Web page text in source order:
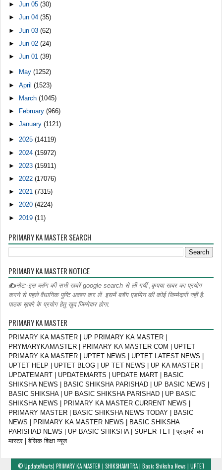
►Jun 05(30)
►Jun 04(35)
►Jun 03(62)
►Jun 02(24)
►Jun 01(39)
► May(1252)
►April(1523)
► March(1045)
►
February(966)
►January(1121)
►2025(14119)
► 2024(15972)
► 2023(15911)
►2022(17076)
►2021(7315)
►2020(4224)
► 2019(11)
PRIMARY KA MASTER SEARCH
PRIMARY KA MASTER NOTICE
✍नोट:-इस ब्लॉग की सभी खबरें google search से लीं गयीं ,कृपया खबर का प्रयोग
करने से पहले वैधानिक पुष्टि अवश्य कर लें. इसमें ब्लॉग एडमिन की कोई जिम्मेदारी नहीं है.
पाठक ख़बरे के प्रयोग हेतु खुद जिम्मेदार होगा.
PRIMARY KA MASTER
PRIMARY KA MASTER | UP PRIMARY KA MASTER |
PRYMARYKAMASTER | PRIMARY KA MASTER COM | UPTET
PRIMARY KA MASTER | UPTET NEWS | UPTET LATEST NEWS |
UPTET HELP | UPTET BLOG | UP TET NEWS | UP KA MASTER |
UPDATEMART | UPDATEMARTS | UPDATE MART | BASIC
SHIKSHA NEWS | BASIC SHIKSHA PARISHAD | UP BASIC NEWS |
BASIC SHIKSHA | UP BASIC SHIKSHA PARISHAD | UP BASIC
SHIKSHA NEWS | PRIMARY KA MASTER CURRENT NEWS |
PRIMARY MASTER | BASIC SHIKSHA NEWS TODAY | BASIC
NEWS | PRIMARY KA MASTER NEWS | BASIC SHIKSHA
PARISHAD NEWS | UP BASIC SHIKSHA | SUPER TET | प्राइमरी का
मास्टर | बेसिक शिक्षा न्यूज
©UpdateMarts| PRIMARY KA MASTER | SHIKSHAMITRA | Basic Shiksha News | UPTET